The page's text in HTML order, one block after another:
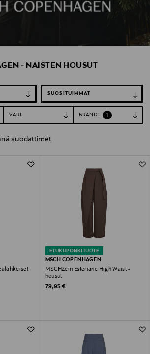
- NAISTEN HOUSUT
VÄRI BRÄNDI 1
suodattimet
ETUKUPONKITUOTE
MSCH COPENHAGEN
MSCHZein Esteriane High Waist -
housut
Original Price
79,95 €